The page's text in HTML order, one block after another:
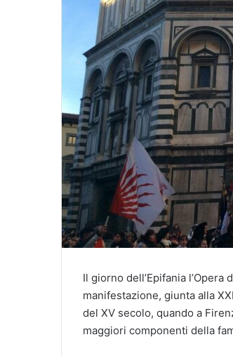
Il giorno dell’Epifania
manifestazione, giunta alla
del XV secolo, quando a
maggiori componenti della